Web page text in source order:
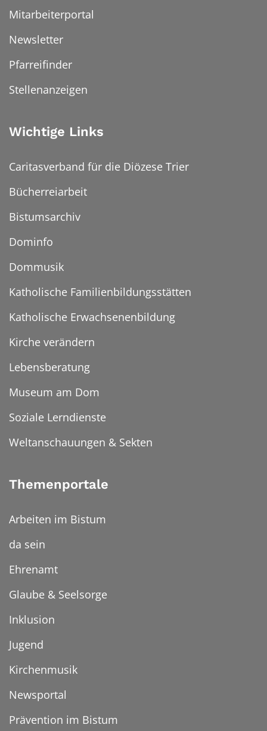
Mitarbeiterportal
Newsletter
Pfarreifinder
Stellenanzeigen
Wichtige Links
Caritasverband für die Diözese Trier
Bücherreiarbeit
Bistumsarchiv
Dominfo
Dommusik
Katholische Familienbildungsstätten
Katholische Erwachsenenbildung
Kirche verändern
Lebensberatung
Museum am Dom
Soziale Lerndienste
Weltanschauungen & Sekten
Themenportale
Arbeiten im Bistum
da sein
Ehrenamt
Glaube & Seelsorge
Inklusion
Jugend
Kirchenmusik
Newsportal
Prävention im Bistum